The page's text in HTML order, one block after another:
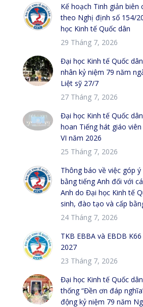
Kế hoạch Tinh giản biên
theo Nghị định số 154/
học Kinh tế Quốc dân
29 Tháng 7, 2026
Đại học Kinh tế Quốc
nhân kỷ niệm 79 năm
Liệt sỹ 27/7
27 Tháng 7, 2026
Đại học Kinh tế Quốc
hoan Tiếng hát giáo
VI năm 2026
25 Tháng 7, 2026
Thông báo về việc góp
bằng tiếng Anh đối với
Anh do Đại học Kinh tế
sinh, đào tạo và cấp
24 Tháng 7, 2026
TKB EBBA và EBDB
2027
23 Tháng 7, 2026
Đại học Kinh tế Quốc
thống “Đền ơn đáp
động kỷ niệm 79 năm